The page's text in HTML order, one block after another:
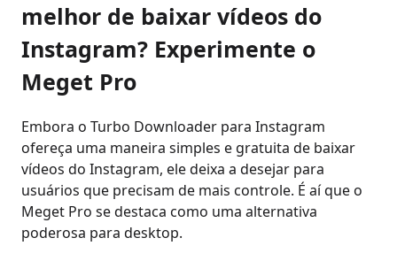
melhor de baixar vídeos do
Instagram? Experimente o
Meget Pro
Embora o Turbo Downloader para Instagram
ofereça uma maneira simples e gratuita de baixar
vídeos do Instagram, ele deixa a desejar para
usuários que precisam de mais controle. É aí que o
Meget Pro se destaca como uma alternativa
poderosa para desktop.